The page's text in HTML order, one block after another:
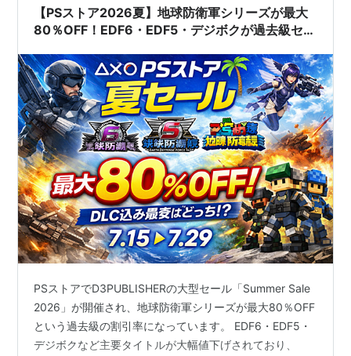
【PSストア2026夏】地球防衛軍シリーズが最大
80％OFF！EDF6・EDF5・デジボクが過去級セー
PSストアでD3PUBLISHERの大型セール「Summer Sale
2026」が開催され、地球防衛軍シリーズが最大80％OFF
という過去級の割引率になっています。 EDF6・EDF5・
デジボクなど主要タイトルが大幅値下げされており、